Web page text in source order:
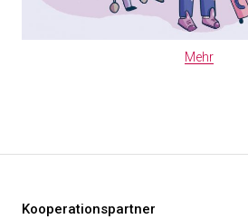
Mehr
Kooperationspartner